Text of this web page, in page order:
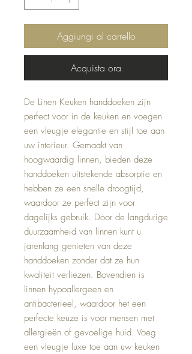
Aggiungi al carrello
Acquista ora
De Linen Keuken handdoeken zijn
perfect voor in de keuken en voegen
een vleugje elegantie en stijl toe aan
uw interieur. Gemaakt van
hoogwaardig linnen, bieden deze
handdoeken uitstekende absorptie en
hebben ze een snelle droogtijd,
waardoor ze perfect zijn voor
dagelijks gebruik. Door de langdurige
duurzaamheid van linnen kunt u
jarenlang genieten van deze
handdoeken zonder dat ze hun
kwaliteit verliezen. Bovendien is
linnen hypoallergeen en
antibacterieel, waardoor het een
perfecte keuze is voor mensen met
allergieën of gevoelige huid. Voeg
een vleugje luxe toe aan uw keuken